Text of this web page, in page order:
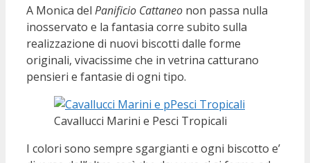
A Monica del Panificio Cattaneo non passa nulla
inosservato e la fantasia corre subito sulla
realizzazione di nuovi biscotti dalle forme
originali, vivacissime che in vetrina catturano
pensieri e fantasie di ogni tipo.
Cavallucci Marini e Pesci Tropicali
I colori sono sempre sgargianti e ogni biscotto e’